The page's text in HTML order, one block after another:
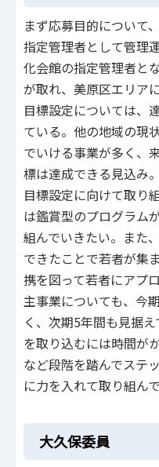
まず応募目的について
指定管理者として管理
化会館の指定管理者と
が取れ、美原区エリア
目標設定については、
ている。他の地域の現
でいける事業が多く、
標は達成できる見込み。
目標設定に向けて取り
は鑑賞型のプログラム
組んでいきたい。また
できたことで若者が集
携を図って若者にアプ
主事業についても、今
く、次期5年間も見据
を取り込むには時間が
など段階を踏んでステ
に力を入れて取り組ん
大久保委員